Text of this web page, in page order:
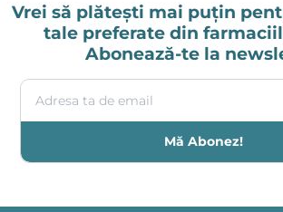
Vrei să plătești mai puțin
tale preferate din
Abonează-te la
Adresa ta de email
Mă Abonez!